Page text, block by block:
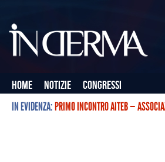
Home Notizie
Congressi
IN EVIDENZA:PRIMO INCONTRO AITEB —